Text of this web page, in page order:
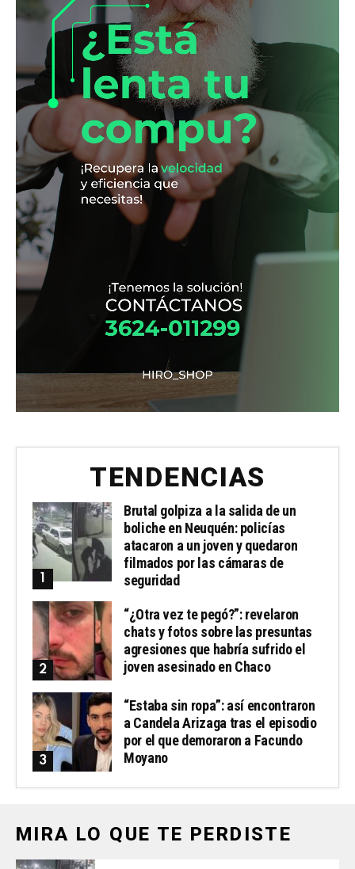
TENDENCIAS
Brutal golpiza a la salida de un
boliche en Neuquén: policías
atacaron a un joven y quedaron
filmados por las cámaras de
seguridad
“¿Otra vez te pegó?”: revelaron
chats y fotos sobre las presuntas
agresiones que habría sufrido el
joven asesinado en Chaco
“Estaba sin ropa”: así encontraron
a Candela Arizaga tras el episodio
por el que demoraron a Facundo
Moyano
MIRA LO QUE TE PERDISTE